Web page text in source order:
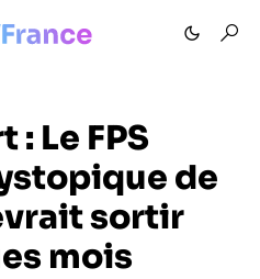
Le FPS
de
sortir
mois